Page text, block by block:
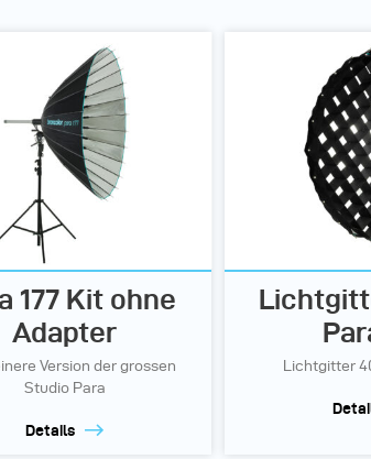
177 Kit ohne
Adapter
Version der grossen
Studio Para
Details
Lichtgitter